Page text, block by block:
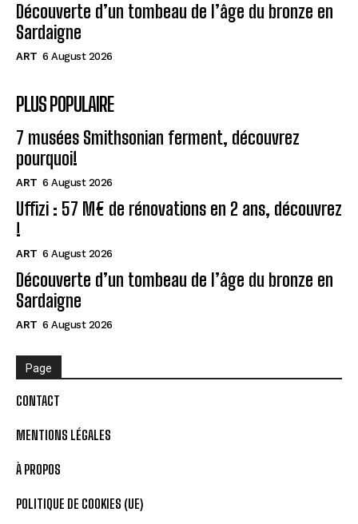
Découverte d’un tombeau de l’âge du bronze en
Sardaigne
ART 6 August 2026
PLUS POPULAIRE
7 musées Smithsonian ferment, découvrez
pourquoi!
ART 6 August 2026
Uffizi : 57 M€ de rénovations en 2 ans, découvrez
!
ART 6 August 2026
Découverte d’un tombeau de l’âge du bronze en
Sardaigne
ART 6 August 2026
Page
CONTACT
MENTIONS LÉGALES
À PROPOS
POLITIQUE DE COOKIES (UE)